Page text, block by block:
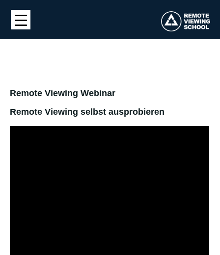
Remote Viewing Webinar
Remote Viewing selbst ausprobieren